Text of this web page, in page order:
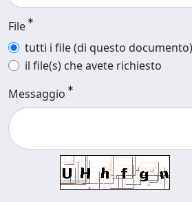
File
tutti i file (di questo
il file(s) che avete richiesto
Messaggio